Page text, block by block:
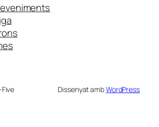
Dissenyat ambWordPress